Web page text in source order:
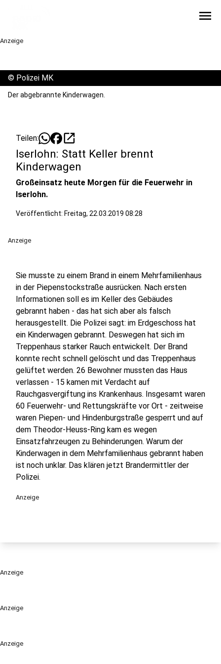
menu
Anzeige
Anzeige
Anzeige
© Polizei MK
Der abgebrannte Kinderwagen.
Teilen: open_in_new
Iserlohn: Statt Keller brennt
Kinderwagen
Großeinsatz heute Morgen für die Feuerwehr in
Iserlohn.
Veröffentlicht: Freitag, 22.03.2019 08:28
Anzeige
Sie musste zu einem Brand in einem Mehrfamilienhaus
in der Piepenstockstraße ausrücken. Nach ersten
Informationen soll es im Keller des Gebäudes
gebrannt haben - das hat sich aber als falsch
herausgestellt. Die Polizei sagt: im Erdgeschoss hat
ein Kinderwagen gebrannt. Deswegen hat sich im
Treppenhaus starker Rauch entwickelt. Der Brand
konnte recht schnell gelöscht und das Treppenhaus
gelüftet werden. 26 Bewohner mussten das Haus
verlassen - 15 kamen mit Verdacht auf
Rauchgasvergiftung ins Krankenhaus. Insgesamt waren
60 Feuerwehr- und Rettungskräfte vor Ort - zeitweise
waren Piepen- und Hindenburgstraße gesperrt und auf
dem Theodor-Heuss-Ring kam es wegen
Einsatzfahrzeugen zu Behinderungen. Warum der
Kinderwagen in dem Mehrfamilienhaus gebrannt haben
ist noch unklar. Das klären jetzt Brandermittler der
Polizei.
Anzeige
Anzeige